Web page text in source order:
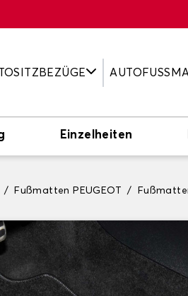
Einzelheiten
Fußmatten PEUGEOT